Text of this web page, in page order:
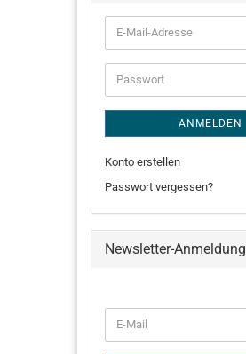
E-
Mail-
Adresse
Passwort
ANMELDEN
Konto erstellen
Passwort vergessen?
Newsletter-Anmeldung
ZUR
NEWSLETTER-
E-
Mail